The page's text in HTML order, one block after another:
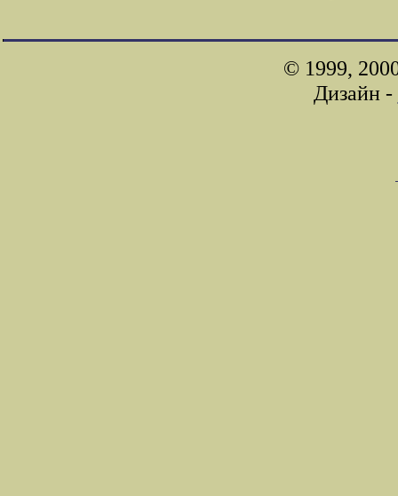
© 1999,
Дизайн -